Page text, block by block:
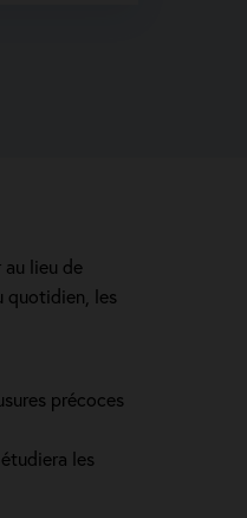
lieu de
quotidien, les
précoces
les